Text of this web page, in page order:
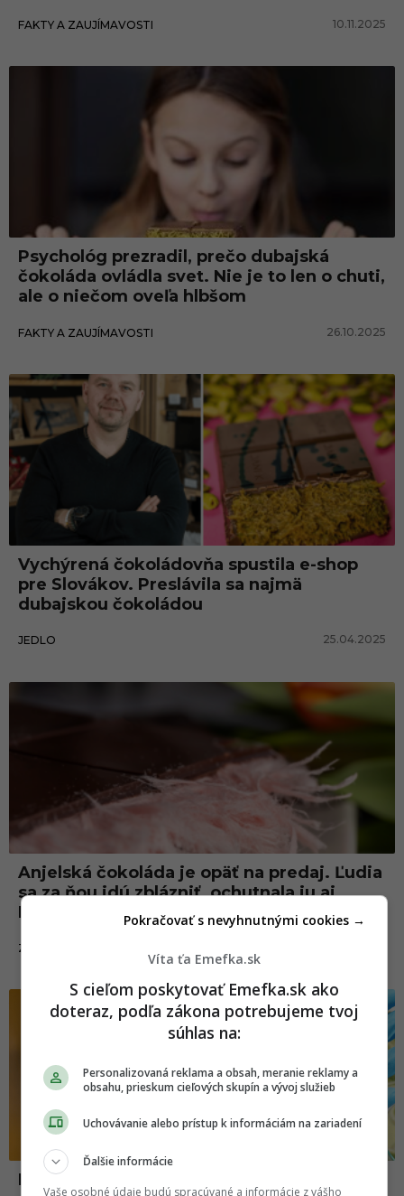
FAKTY A ZAUJÍMAVOSTI 10.11.2025
Psychológ prezradil, prečo dubajská
čokoláda ovládla svet. Nie je to len o chuti,
ale o niečom oveľa hlbšom
FAKTY A ZAUJÍMAVOSTI 26.10.2025
Vychýrená čokoládovňa spustila e-shop
pre Slovákov. Preslávila sa najmä
dubajskou čokoládou
JEDLO 25.04.2025
Anjelská čokoláda je opäť na predaj. Ľudia
sa za ňou idú zblázniť, ochutnala ju aj
Plačková
ZAHRANIČIE
Dubajské čokolády nie sú plné pistácií, ale
Víta ťa Emefka.sk
S cieľom poskytovať Emefka.sk ako
doteraz, podľa zákona potrebujeme tvoj
súhlas na:
Personalizovaná reklama a obsah, meranie reklamy a
obsahu, prieskum cieľových skupín a vývoj služieb
Uchovávanie alebo prístup k informáciám na zariadení
Ďalšie informácie
Vaše osobné údaje budú spracúvané a informácie z vášho
Pokračovať s nevyhnutnými cookies →